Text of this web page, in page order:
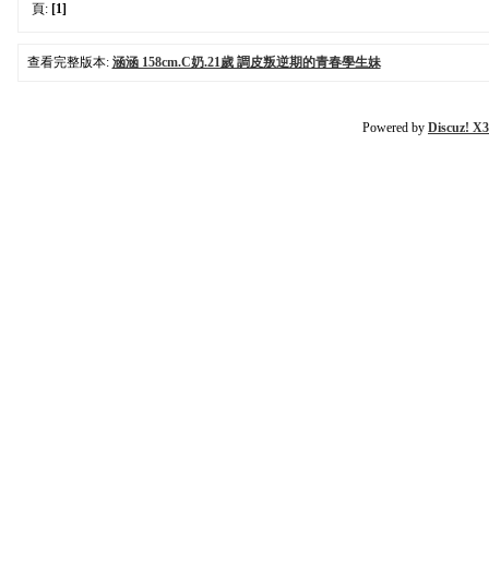
頁: [1]
查看完整版本: 涵涵 158cm.C奶.21歲 調皮叛逆期的青春學生妹
Powered by Discuz!